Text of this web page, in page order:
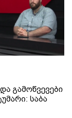
გამოწვევები
საბა